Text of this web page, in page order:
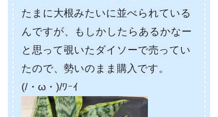
たまに大根みたいに並べられている
んですが、もしかしたらあるかなー
と思って覗いたダイソーで売ってい
たので、勢いのまま購入です。
(/・ω・)/ﾜｰｲ